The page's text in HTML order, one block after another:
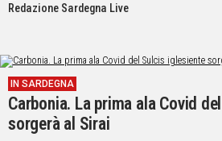
Redazione Sardegna Live
IN SARDEGNA
Carbonia. La prima ala Covid
sorgerà al Sirai